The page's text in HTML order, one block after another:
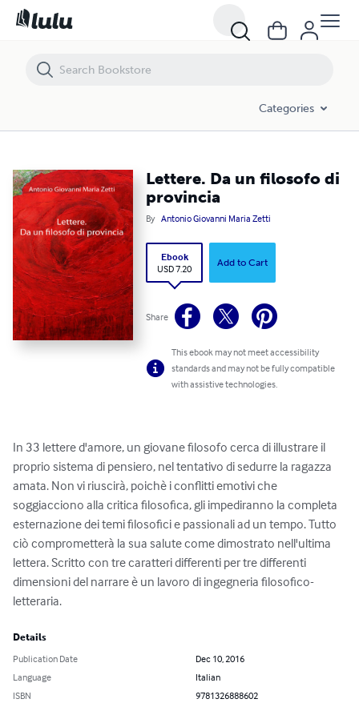
Categories
Lettere. Da un filosofo di
provincia
By Antonio Giovanni Maria Zetti
Ebook
USD 7.20
Add to Cart
Share
This ebook may not meet accessibility
standards and may not be fully compatible
with assistive technologies.
In 33 lettere d'amore, un giovane filosofo cerca di illustrare il
proprio sistema di pensiero, nel tentativo di sedurre la ragazza
amata. Non vi riuscirà, poichè i conflitti emotivi che
soggiacciono alla critica filosofica, gli impediranno la completa
esternazione dei temi filosofici e passionali ad un tempo. Tutto
ciò comprometterà la sua salute come dimostrato nell'ultima
lettera. Scritto con tre caratteri differenti per tre differenti
dimensioni del narrare è un lavoro di ingegneria filosofico-
letteraria.
Details
Publication Date
Dec 10, 2016
Language
Italian
ISBN
9781326888602
Lettere. Da un filosofo di provincia